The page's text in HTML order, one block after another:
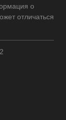
о
отличаться